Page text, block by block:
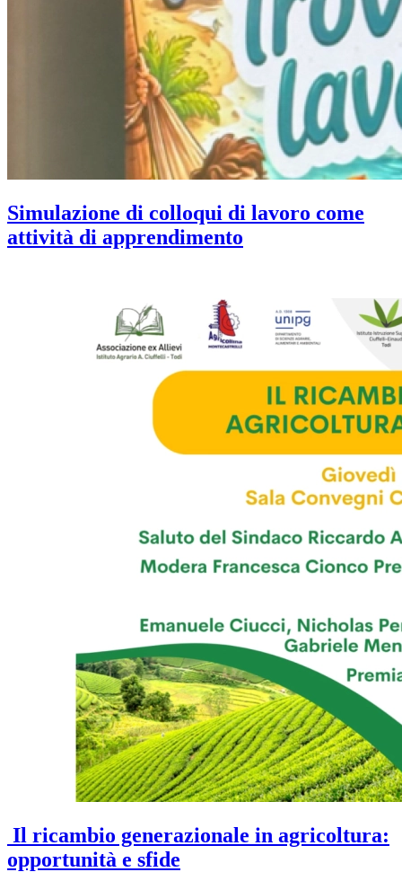
Simulazione di colloqui di lavoro come
attività di apprendimento
Il ricambio generazionale in agricoltura:
opportunità e sfide